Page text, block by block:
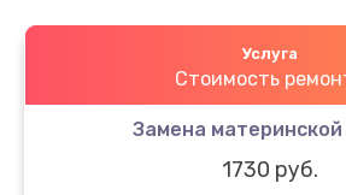
Услуга
Стоимость
Замена
1730 руб.